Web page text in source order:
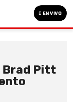
EN VIVO
Brad Pitt